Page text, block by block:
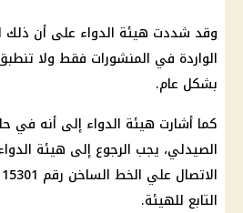
وقد شددت هيئة الدواء على أن ذلك
الواردة في المنشورات فقط ولا
بشكل عام.
كما أشارت هيئة الدواء إلى أنه في
الصيدلي، يجب الرجوع إلى هيئة
التابع للهيئة.